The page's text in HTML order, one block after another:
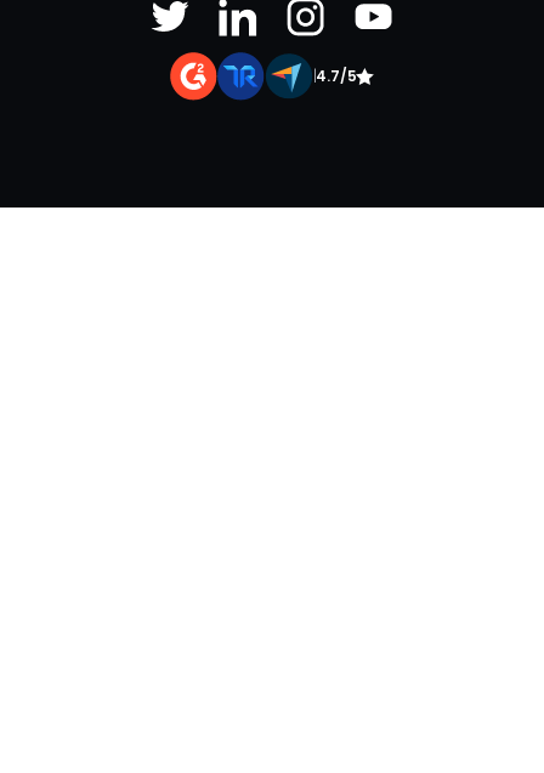
|4.7/5